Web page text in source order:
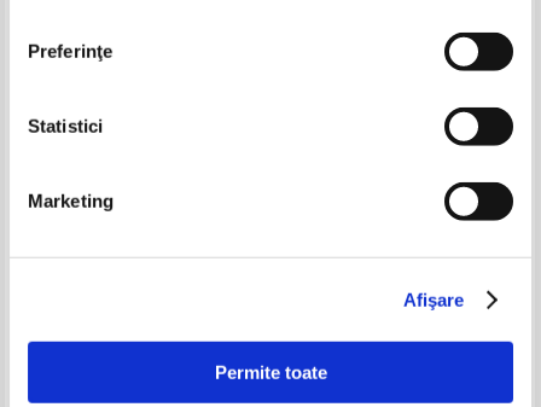
Preferinţe
Statistici
Marketing
Afişare
Permite toate
Adaugă în coș
V. I. Lenin - Caiete filozofice
Adaugă în coș